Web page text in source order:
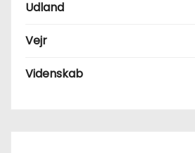
Udland
Vejr
Videnskab